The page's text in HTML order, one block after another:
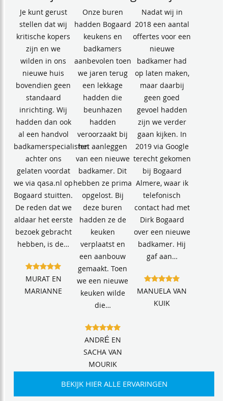
Je kunt gerust
stellen dat wij
kritische kopers
zijn en we
wilden in ons
nieuwe huis
bovendien geen
standaard
inrichting. Wij
hadden dan ook
al een handvol
badkamerspecialisten
achter ons
gelaten voordat
we via qasa.nl op
Bogaard stuitten.
De reden dat we
aldaar het eerste
bezoek gebracht
hebben, is de…
MURAT EN
MARIANNE
Onze buren
hadden Bogaard
keukens en
badkamers
aanbevolen toen
we jaren terug
een lekkage
hadden die
beunhazen
hadden
veroorzaakt bij
het aanleggen
van een nieuwe
badkamer. Dit
hebben ze prima
opgelost. Bij
deze buren
hadden ze de
keuken
verplaatst en
een aanbouw
gemaakt. Toen
we een nieuwe
keuken wilde
die…
ANDRÉ EN
SACHA VAN
MOURIK
Nadat wij in
2018 een aantal
offertes voor een
nieuwe
badkamer had
op laten maken,
maar daarbij
geen goed
gevoel hadden
zijn we verder
gaan kijken. In
2019 via Google
terecht gekomen
bij Bogaard
Almere, waar ik
telefonisch
contact had met
Dirk Bogaard
over een nieuwe
badkamer. Hij
gaf aan…
MANUELA VAN
KUIK
BEKIJK HIER ALLE ERVARINGEN